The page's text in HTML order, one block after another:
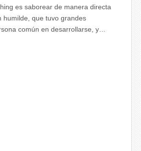
es saborear de manera directa
humilde, que tuvo grandes
común en desarrollarse, y…